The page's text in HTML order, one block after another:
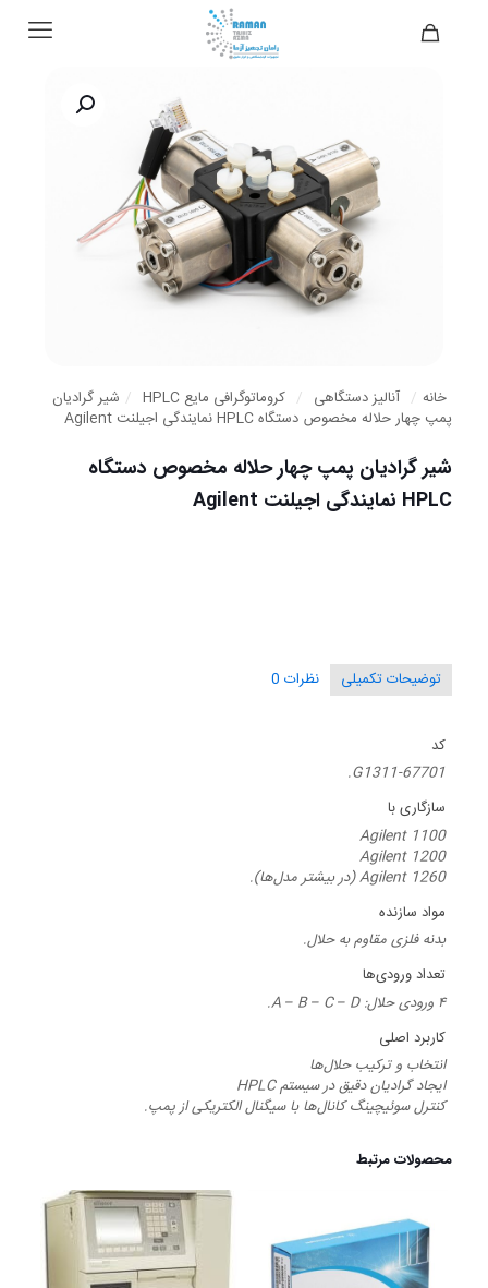
خانه / آنالیز دستگاهی / کروماتوگرافی مایع HPLC / شیر گرادیان
پمپ چهار حلاله مخصوص دستگاه HPLC نمایندگی اجیلنت Agilent
شیر گرادیان پمپ چهار حلاله مخصوص دستگاه
HPLC نمایندگی اجیلنت Agilent
توضیحات تکمیلی نظرات 0
کد
G1311-67701.
سازگاری با
Agilent 1100
Agilent 1200
Agilent 1260 (در بیشتر مدل‌ها).
مواد سازنده
بدنه فلزی مقاوم به حلال.
تعداد ورودی‌ها
۴ ورودی حلال: A – B – C – D.
کاربرد اصلی
انتخاب و ترکیب حلال‌ها
ایجاد گرادیان دقیق در سیستم HPLC
کنترل سوئیچینگ کانال‌ها با سیگنال الکتریکی از پمپ.
محصولات مرتبط